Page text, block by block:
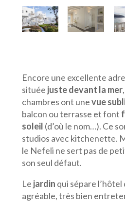
Encore une excellente
située juste devant la mer
chambres ont unevue
balcon ou terrasse et font
soleil (d’où le nom…). Ce
studios avec kitchenette.
le Nefeli ne sert pas de
son seul défaut.
Le jardin qui sépare
agréable, très bien